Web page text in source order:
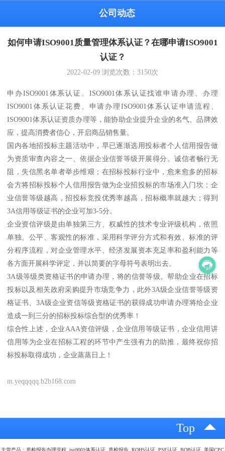
公司动态
如何申请ISO9001质量管理体系认证？在哪申请ISO9001
认证？
2022-02-09 浏览次数： 3150次
申办ISO9001体系认证、ISO9001体系认证找谁申请办理、办理
ISO9001体系认证花费、申请办理ISO9001体系认证申请流程、
ISO9001体系认证资质办理等，能协助企业提升企业的名气、品牌效
应，提高消费者信心，开启商品销售量。
国内各地招投标主题活动中，早已逐渐选用投标者个人信用报告做
为资质审查內容之一、依据企业信誉等级开展得分。诚信者畅行无
阻，失信黑名单者举步维艰；在招标投标行业中，愈来愈多的招标
会方将招标投标个人信用报告做为企业招投标的市场准入门坎；企
业信誉等级越高，招投标竞投优秀率越高，招标概率就越大；得到
3A信用等级证书的企业可加3-5分。
企业资信评级是由单独第三方、权威性的技术专业评级机构，依照
单独、公平、客观性的标准，采用科学评分方式和有效、标准的评
分程序流程，对企业管理水平、经济发展资本充足率和盈利能力等
各方面开展科学评定，并以简要的字母符号表明出去。
3A级等级类资格证书的申请办理，将的信誉等级。帮助企业在招标
投标以及相关政府采购提升市场竞争力，此外3A级企业信誉等级资
格证书、3A级企业资信等级资格证书的获得成功申请办理将给企业
造成一到三分的招标投标综合型的优秀率！
综合性上述，企业AAA资信评级，企业信用等级证书，企业信用讲
信用等为企业在招标工程的环节中产生强有力的助推，最终祝你招
标投标取得成功，企业蒸蒸日上！
m.yeqqqqq.b2b168.com
Top
主营产品：质检报告办理流程 iso9001体系认证 质检报告 ROHS认证 PSE认证 BQB认证 美国CPC